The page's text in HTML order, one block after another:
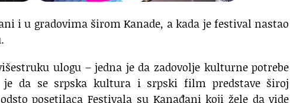
i u gradovima širom Kanade, a kada je festival nastao
ulogu – jedna je da zadovolje kulturne potrebe
da se srpska kultura i srpski film predstave široj
posetilaca Festivala su Kanađani koji žele da vide